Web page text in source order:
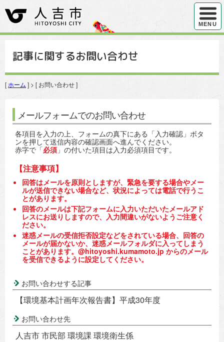
ハンバ
MENU
記事に関するお問い合わせ
[ ホーム ] > [ お問い合わせ ]
メールフォームでのお問い合わせ
各項目を入力の上、フォームの真下にある「入力確認」ボタ
ンを押して送信内容の確認画面へ進んでください。
赤字で「必須 」の付いた項目は入力必須項目です。
【注意事項】
回答はメールを原則としますが、緊急を要する場合やメー
ルが送信できない場合など、状況によっては電話で行うこ
とがあります。
回答のメールは下記フォームに入力いただいたメールアド
レスにお送りしますので、入力間違いがないようご注意く
ださい。
迷惑メールの受信拒否設定などをされている場合、回答の
メールが届かないか、迷惑メールフォルダに入ってしまう
ことがあります。@hitoyoshi.kumamoto.jp からのメール
を受信できるように設定してください。
お問い合わせする記事
【環境基本計画年次報告書】平成30年度
お問い合わせ先
人吉市 市民部 環境課 環境衛生係